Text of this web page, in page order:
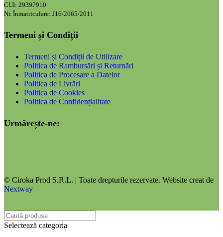
CUI: 29397910
Nr. Înmatriculare: J16/2065/2011
Termeni și Condiții
Termeni și Condiții de Utilizare
Politica de Rambursări și Returnări
Politica de Procesare a Datelor
Politica de Livrări
Politica de Cookies
Politica de Confidențialitate
Urmărește-ne:
© Ciroka Prod S.R.L. | Toate drepturile rezervate. Website creat de
Nextway
Selectează categoria